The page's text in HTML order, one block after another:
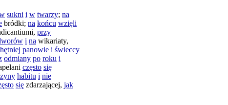
sukni i w twarzy; na
bródki; na końcu wzięli
, przy
i na wikariaty,
panowie i świeccy
odmiany po roku i
często się
habitu i nie
się zdarzającej, jak